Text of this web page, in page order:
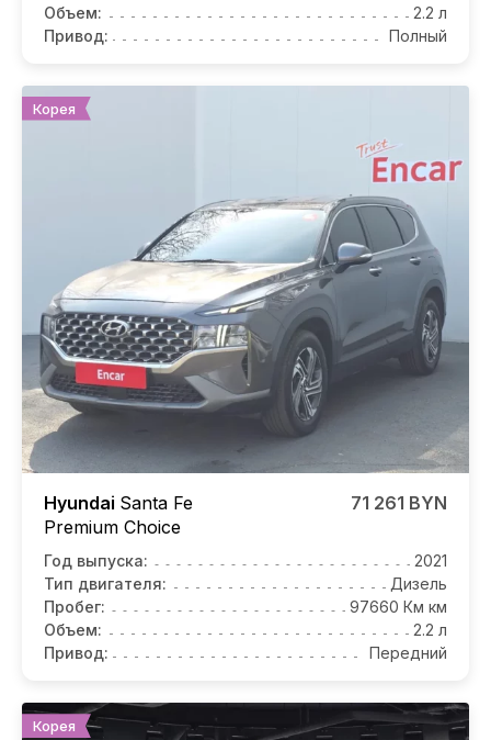
Объем:
2.2 л
Привод:
Полный
Корея
Hyundai Santa Fe
Premium Choice
71 261 BYN
Год выпуска:
2021
Тип двигателя:
Дизель
Пробег:
97660 Км км
Объем:
2.2 л
Привод:
Передний
Корея